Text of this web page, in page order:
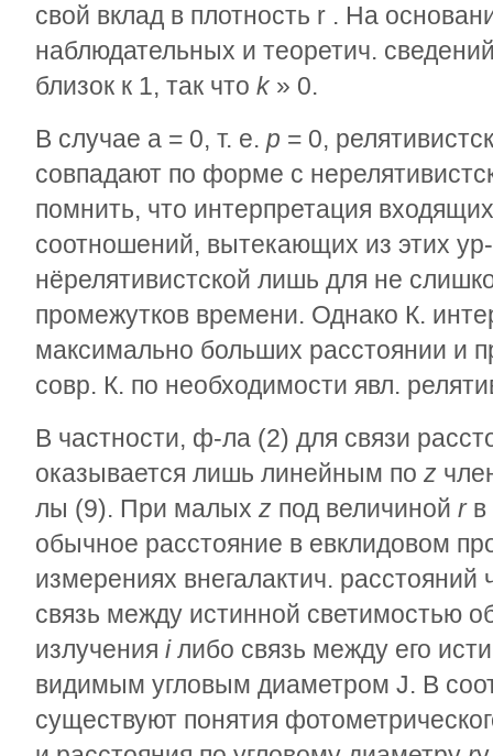
свой вклад в плотность r . На
наблюдательных и теоретич.
близок к 1, так что k » 0.
В случае a = 0, т. е. р = 0,
совпадают по форме с
помнить, что интерпретация
соотношений, вытекающих из этих
нёрелятивистской лишь для не
промежутков времени. Однако К.
максимально больших расстоянии и
совр. К. по необходимости явл.
В частности, ф-ла (2) для связи
оказывается лишь линейным по z
лы (9). При малых z под величиной rв
обычное расстояние в евклидовом
измерениях внегалактич. расстояний
связь между истинной светимостью
излучения iлибо связь между его
видимым угловым диаметром J. В
существуют понятия